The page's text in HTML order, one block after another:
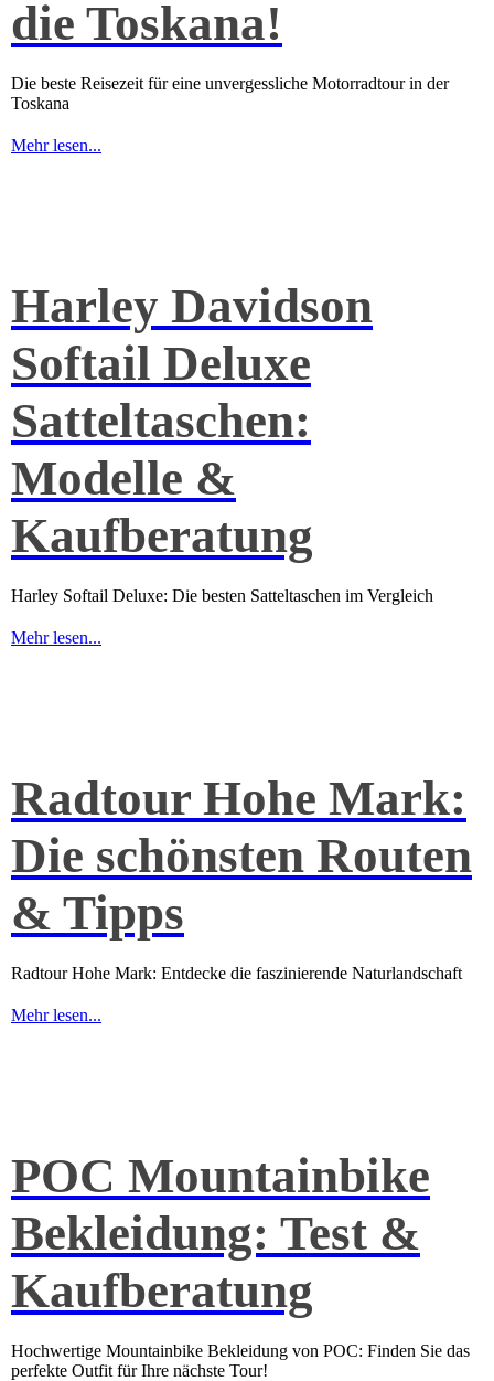
die Toskana!
Die beste Reisezeit für eine unvergessliche Motorradtour in der
Toskana
Mehr lesen...
Harley Davidson
Softail Deluxe
Satteltaschen:
Modelle &
Kaufberatung
Harley Softail Deluxe: Die besten Satteltaschen im Vergleich
Mehr lesen...
Radtour Hohe Mark:
Die schönsten Routen
& Tipps
Radtour Hohe Mark: Entdecke die faszinierende Naturlandschaft
Mehr lesen...
POC Mountainbike
Bekleidung: Test &
Kaufberatung
Hochwertige Mountainbike Bekleidung von POC: Finden Sie das
perfekte Outfit für Ihre nächste Tour!